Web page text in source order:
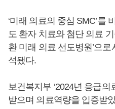
‘미래 의료의 중심 SMC’를
도 환자 치료와 첨단 의료
환 미래 의료 선도병원’으
석됐다.
보건복지부 ‘2024년 응급의
받으며 의료역량을 입증받